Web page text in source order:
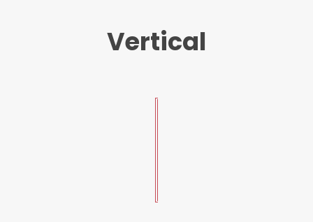
Vertical